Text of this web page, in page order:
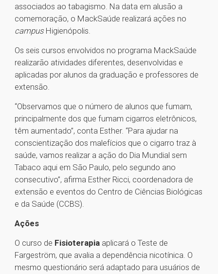
associados ao tabagismo. Na data em alusão a
comemoração, o MackSaúde realizará ações no
campus Higienópolis.
Os seis cursos envolvidos no programa MackSaúde
realizarão atividades diferentes, desenvolvidas e
aplicadas por alunos da graduação e professores de
extensão.
“Observamos que o número de alunos que fumam,
principalmente dos que fumam cigarros eletrônicos,
têm aumentado”, conta Esther. “Para ajudar na
conscientização dos malefícios que o cigarro traz à
saúde, vamos realizar a ação do Dia Mundial sem
Tabaco aqui em São Paulo, pelo segundo ano
consecutivo”, afirma Esther Ricci, coordenadora de
extensão e eventos do Centro de Ciências Biológicas
e da Saúde (CCBS).
Ações
O curso de Fisioterapia aplicará o Teste de
Fargeström, que avalia a dependência nicotínica. O
mesmo questionário será adaptado para usuários de